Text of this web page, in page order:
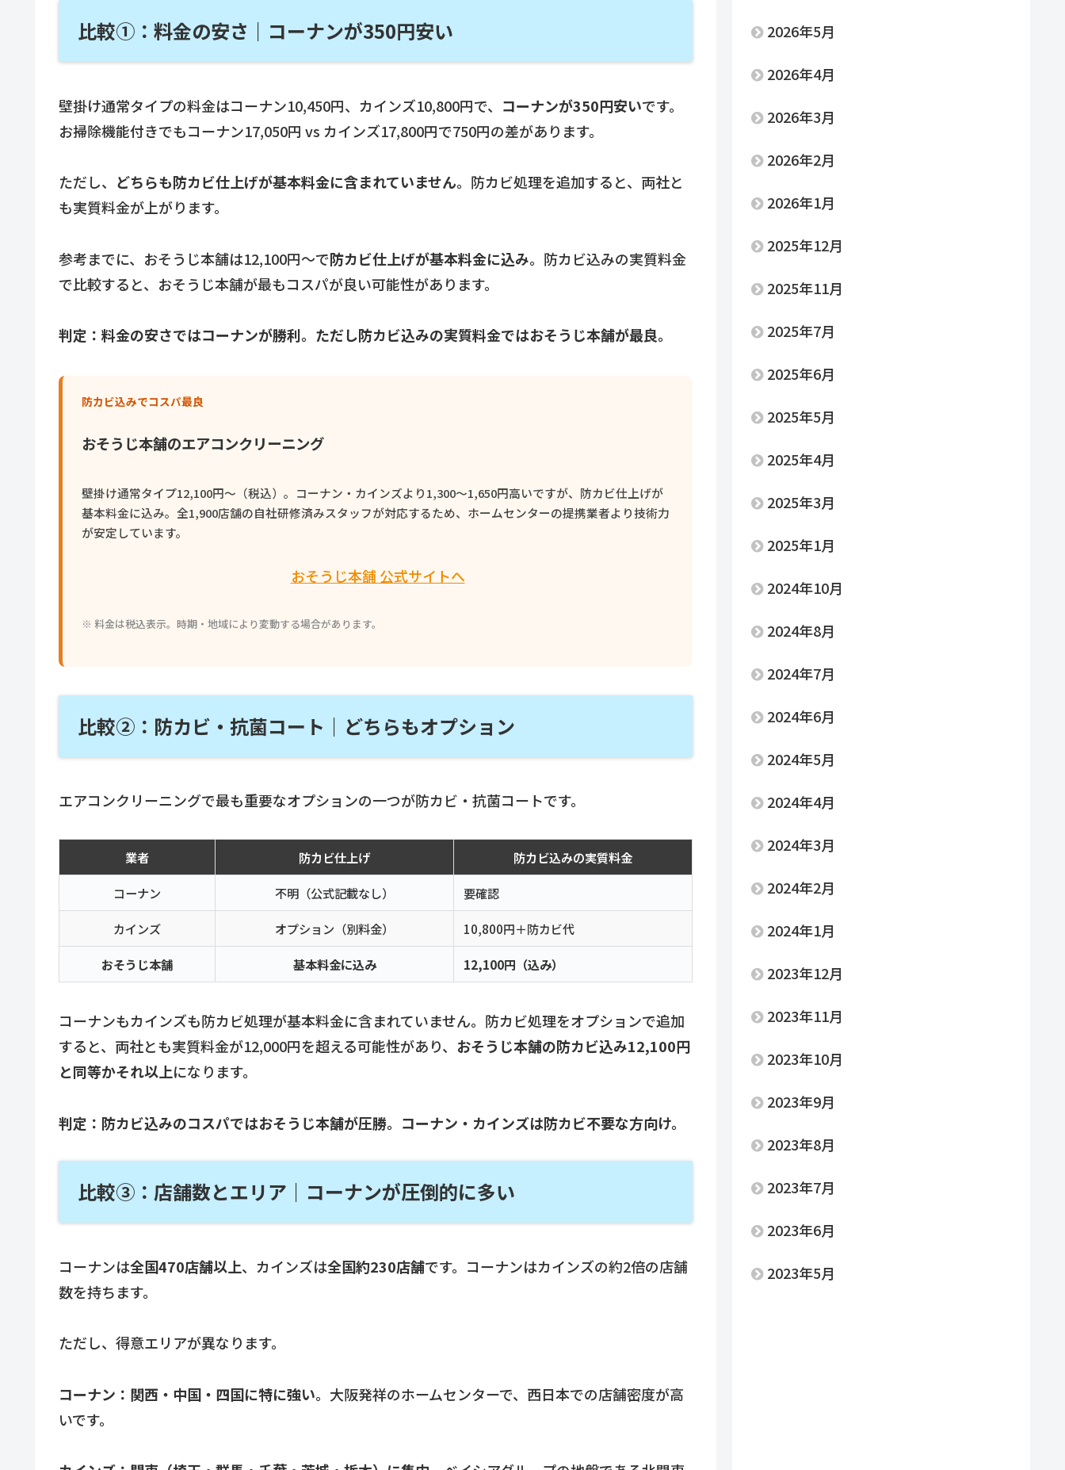
比較①：料金の安さ｜コーナンが350円安い
壁掛け通常タイプの料金はコーナン10,450円、カインズ10,800円で、 コーナンが350円安いです。
お掃除機能付きでもコーナン17,050円 vs カインズ17,800円で750円の差があります。
ただし、 どちらも防カビ仕上げが基本料金に含まれていません。防カビ処理を追加すると、両社と
も実質料金が上がります。
参考までに、おそうじ本舗は12,100円〜で防カビ仕上げが基本料金に込み。防カビ込みの実質料金
で比較すると、おそうじ本舗が最もコスパが良い可能性があります。
判定：料金の安さではコーナンが勝利。ただし防カビ込みの実質料金ではおそうじ本舗が最良。
防カビ込みでコスパ最良
おそうじ本舗のエアコンクリーニング
壁掛け通常タイプ12,100円〜（税込）。コーナン・カインズより1,300〜1,650円高いですが、防カビ仕上げが
基本料金に込み。全1,900店舗の自社研修済みスタッフが対応するため、ホームセンターの提携業者より技術力
が安定しています。
おそうじ本舗 公式サイトへ
※ 料金は税込表示。時期・地域により変動する場合があります。
比較②：防カビ・抗菌コート｜どちらもオプション
エアコンクリーニングで最も重要なオプションの一つが防カビ・抗菌コートです。
業者 防カビ仕上げ 防カビ込みの実質料金
コーナン 不明（公式記載なし） 要確認
カインズ オプション（別料金） 10,800円＋防カビ代
おそうじ本舗 基本料金に込み 12,100円（込み）
コーナンもカインズも防カビ処理が基本料金に含まれていません。防カビ処理をオプションで追加
すると、両社とも実質料金が12,000円を超える可能性があり、 おそうじ本舗の防カビ込み12,100円
と同等かそれ以上になります。
判定：防カビ込みのコスパではおそうじ本舗が圧勝。コーナン・カインズは防カビ不要な方向け。
比較③：店舗数とエリア｜コーナンが圧倒的に多い
コーナンは全国470店舗以上、カインズは全国約230店舗です。コーナンはカインズの約2倍の店舗
数を持ちます。
ただし、得意エリアが異なります。
コーナン：関西・中国・四国に特に強い。大阪発祥のホームセンターで、西日本での店舗密度が高
いです。
2026年5月
2026年4月
2026年3月
2026年2月
2026年1月
2025年12月
2025年11月
2025年7月
2025年6月
2025年5月
2025年4月
2025年3月
2025年1月
2024年10月
2024年8月
2024年7月
2024年6月
2024年5月
2024年4月
2024年3月
2024年2月
2024年1月
2023年12月
2023年11月
2023年10月
2023年9月
2023年8月
2023年7月
2023年6月
2023年5月